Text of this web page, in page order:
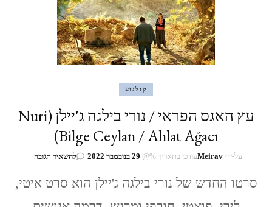
קולנוע
עץ האגס הפראי / נורי בילגה ג'יילן (Nuri
Bilge Ceylan / Ahlat Ağacı)
על-ידיMeiravעודכן בתאריך %@ 29 בנובמבר 2022 להשאיר תגובהבנושא
האגס
הפראי
/
סרטו החדש של נורי בילגה ג'יילן הוא סרט איטי,